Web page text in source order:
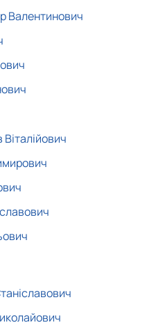
Валентинович